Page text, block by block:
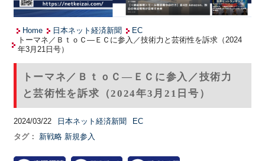
Home 日本ネット経済新聞
EC
トーマネ／ＢｔｏＣ―ＥＣに参入／技術力と芸術性を訴求（2024
年3月21日号）
トーマネ／ＢｔｏＣ―ＥＣに参入／技術力
と芸術性を訴求（2024年3月21日号）
2024/03/22 日本ネット経済新聞
EC
タグ：
新戦略 新規参入